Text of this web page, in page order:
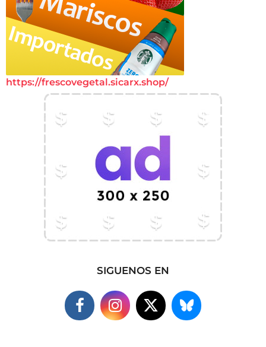
https://frescovegetal.sicarx.shop/
SIGUENOS EN